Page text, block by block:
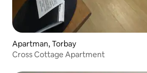
Apartman, Torbay
Cross Cottage Apartment